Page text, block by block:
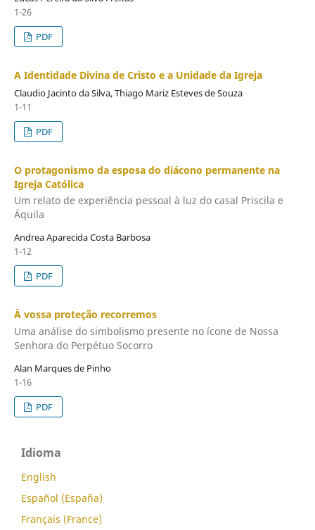
1-26
PDF
A Identidade Divina de Cristo e a Unidade da Igreja
Claudio Jacinto da Silva, Thiago Mariz Esteves de Souza
1-11
PDF
O protagonismo da esposa do diácono permanente na
Igreja Católica
Um relato de experiência pessoal à luz do casal Priscila e
Áquila
Andrea Aparecida Costa Barbosa
1-12
PDF
À vossa proteção recorremos
Uma análise do simbolismo presente no ícone de Nossa
Senhora do Perpétuo Socorro
Alan Marques de Pinho
1-16
PDF
Idioma
English
Español (España)
Français (France)